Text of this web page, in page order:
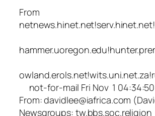
From
not-for-mail Fri Nov 1
From: davidlee@iafrica.com
Newsgroups: tw.bbs.soc.religion